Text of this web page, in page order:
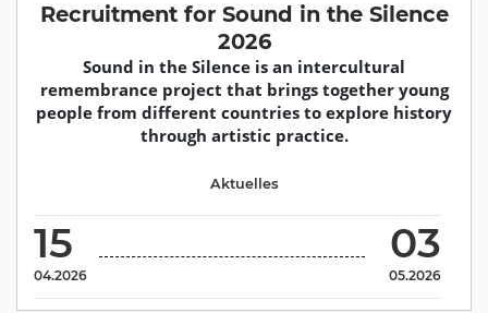
Recruitment for Sound in the Silence
2026
Sound in the Silence is an intercultural
remembrance project that brings together young
people from different countries to explore history
through artistic practice.
15
04.2026
03
05.2026
Aktuelles